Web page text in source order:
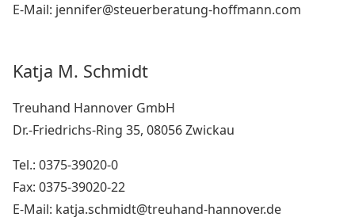
E-Mail: jennifer@steuerberatung-hoffmann.com
Katja M. Schmidt
Treuhand Hannover GmbH
Dr.-Friedrichs-Ring 35, 08056 Zwickau
Tel.: 0375-39020-0
Fax: 0375-39020-22
E-Mail: katja.schmidt@treuhand-hannover.de